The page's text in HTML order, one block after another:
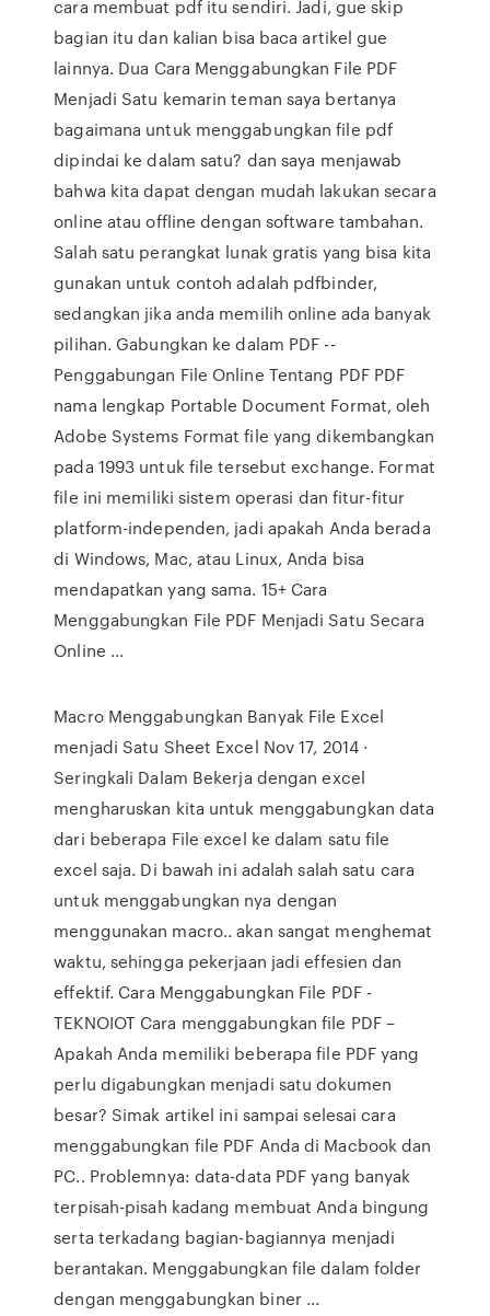
cara membuat pdf itu sendiri. Jadi, gue skip
bagian itu dan kalian bisa baca artikel gue
lainnya. Dua Cara Menggabungkan File PDF
Menjadi Satu kemarin teman saya bertanya
bagaimana untuk menggabungkan file pdf
dipindai ke dalam satu? dan saya menjawab
bahwa kita dapat dengan mudah lakukan secara
online atau offline dengan software tambahan.
Salah satu perangkat lunak gratis yang bisa kita
gunakan untuk contoh adalah pdfbinder,
sedangkan jika anda memilih online ada banyak
pilihan. Gabungkan ke dalam PDF --
Penggabungan File Online Tentang PDF PDF
nama lengkap Portable Document Format, oleh
Adobe Systems Format file yang dikembangkan
pada 1993 untuk file tersebut exchange. Format
file ini memiliki sistem operasi dan fitur-fitur
platform-independen, jadi apakah Anda berada
di Windows, Mac, atau Linux, Anda bisa
mendapatkan yang sama. 15+ Cara
Menggabungkan File PDF Menjadi Satu Secara
Online ...
Macro Menggabungkan Banyak File Excel
menjadi Satu Sheet Excel Nov 17, 2014 ·
Seringkali Dalam Bekerja dengan excel
mengharuskan kita untuk menggabungkan data
dari beberapa File excel ke dalam satu file
excel saja. Di bawah ini adalah salah satu cara
untuk menggabungkan nya dengan
menggunakan macro.. akan sangat menghemat
waktu, sehingga pekerjaan jadi effesien dan
effektif. Cara Menggabungkan File PDF -
TEKNOIOT Cara menggabungkan file PDF –
Apakah Anda memiliki beberapa file PDF yang
perlu digabungkan menjadi satu dokumen
besar? Simak artikel ini sampai selesai cara
menggabungkan file PDF Anda di Macbook dan
PC.. Problemnya: data-data PDF yang banyak
terpisah-pisah kadang membuat Anda bingung
serta terkadang bagian-bagiannya menjadi
berantakan. Menggabungkan file dalam folder
dengan menggabungkan biner ...